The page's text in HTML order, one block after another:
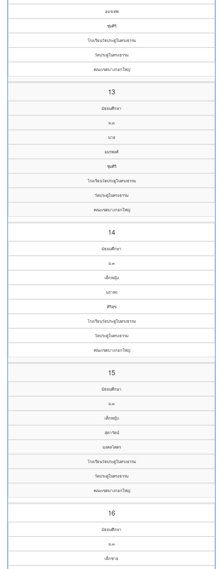
อมรเทพ
ชุ่มศิริ
โรงเรียนวัดประดู่ในทรงธรรม
วัดประดู่ในทรงธรรม
คณะเขตบางกอกใหญ่
13
มัธยมศึกษา
ม.๓
นาย
อมรพงศ์
ชุ่มศิริ
โรงเรียนวัดประดู่ในทรงธรรม
วัดประดู่ในทรงธรรม
คณะเขตบางกอกใหญ่
14
มัธยมศึกษา
ม.๓
เด็กหญิง
นราพร
ศิริสุข
โรงเรียนวัดประดู่ในทรงธรรม
วัดประดู่ในทรงธรรม
คณะเขตบางกอกใหญ่
15
มัธยมศึกษา
ม.๓
เด็กหญิง
สุดารัตน์
มงคลโคตร
โรงเรียนวัดประดู่ในทรงธรรม
วัดประดู่ในทรงธรรม
คณะเขตบางกอกใหญ่
16
มัธยมศึกษา
ม.๓
เด็กชาย